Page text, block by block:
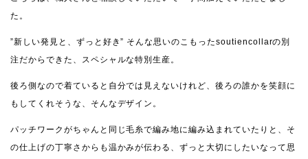
た。
”新しい発見と、ずっと好き” そんな思いのこもったsoutiencollarの別
注だからできた、スペシャルな特別生産。
後ろ側なので着ていると自分では見えないけれど、後ろの誰かを笑顔に
もしてくれそうな、そんなデザイン。
パッチワークがちゃんと同じ毛糸で編み地に編み込まれていたりと、そ
の仕上げの丁寧さからも温かみが伝わる、ずっと大切にしたいなって思